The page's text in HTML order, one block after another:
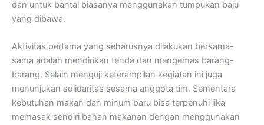
dan untuk bantal biasanya menggunakan tumpukan baju
yang dibawa.
Aktivitas pertama yang seharusnya dilakukan bersama-
sama adalah mendirikan tenda dan mengemas barang-
barang. Selain menguji keterampilan kegiatan ini juga
menunjukan solidaritas sesama anggota tim. Sementara
kebutuhan makan dan minum baru bisa terpenuhi jika
memasak sendiri bahan makanan dengan menggunakan